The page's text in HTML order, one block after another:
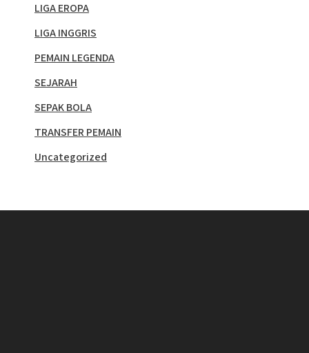
LIGA EROPA
LIGA INGGRIS
PEMAIN LEGENDA
SEJARAH
SEPAK BOLA
TRANSFER PEMAIN
Uncategorized